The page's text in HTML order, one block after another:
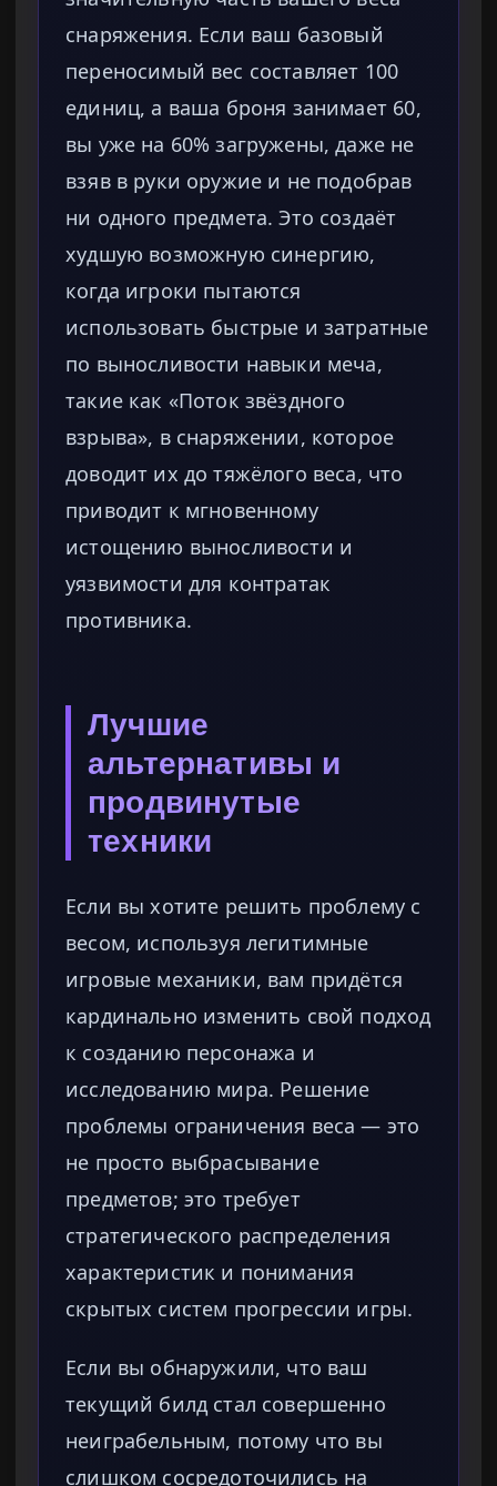
снаряжения. Если ваш базовый
переносимый вес составляет 100
единиц, а ваша броня занимает 60,
вы уже на 60% загружены, даже не
взяв в руки оружие и не подобрав
ни одного предмета. Это создаёт
худшую возможную синергию,
когда игроки пытаются
использовать быстрые и затратные
по выносливости навыки меча,
такие как «Поток звёздного
взрыва», в снаряжении, которое
доводит их до тяжёлого веса, что
приводит к мгновенному
истощению выносливости и
уязвимости для контратак
противника.
Лучшие
альтернативы и
продвинутые
техники
Если вы хотите решить проблему с
весом, используя легитимные
игровые механики, вам придётся
кардинально изменить свой подход
к созданию персонажа и
исследованию мира. Решение
проблемы ограничения веса — это
не просто выбрасывание
предметов; это требует
стратегического распределения
характеристик и понимания
скрытых систем прогрессии игры.
Если вы обнаружили, что ваш
текущий билд стал совершенно
неиграбельным, потому что вы
слишком сосредоточились на